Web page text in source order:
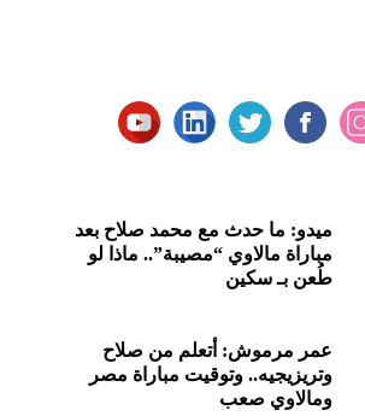
ميدو: ما حدث مع محمد صلاح بعد
مباراة مالاوي “مصيبة”.. ماذا لو
طُعن بـ سكين
عمر مرموش: أتعلم من صلاح
وتريزيجيه.. وتوقيت مباراة مصر
ومالاوي صعب